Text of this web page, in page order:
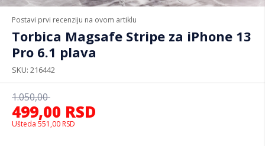
Postavi prvi recenziju na ovom artiklu
Torbica Magsafe Stripe za iPhone 13
Pro 6.1 plava
SKU 216442
499,00 RSD
1.050,00
Ušteda 551,00 RSD